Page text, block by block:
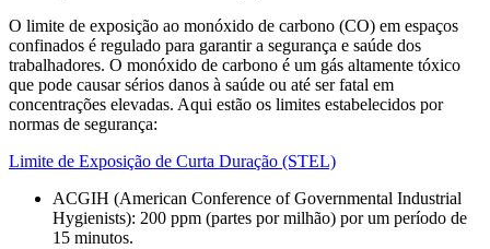
O limite de exposição ao monóxido de carbono (CO) em espaços
confinados é regulado para garantir a segurança e saúde dos
trabalhadores. O monóxido de carbono é um gás altamente tóxico
que pode causar sérios danos à saúde ou até ser fatal em
concentrações elevadas. Aqui estão os limites estabelecidos por
normas de segurança:
Limite de Exposição de Curta Duração (STEL)
ACGIH (American Conference of Governmental Industrial
Hygienists): 200 ppm (partes por milhão) por um período de
15 minutos.